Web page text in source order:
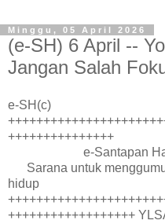
Minggu, 05 April 2026
(e-SH) 6 April --
Jangan Salah
e-SH(c)
+++++++++++++++
e-Santapan
Sarana untuk
hidup
++++++++++++++++++